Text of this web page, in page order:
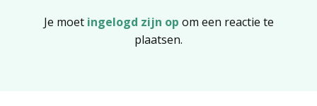
Je moet ingelogd zijn op om een reactie te
plaatsen.